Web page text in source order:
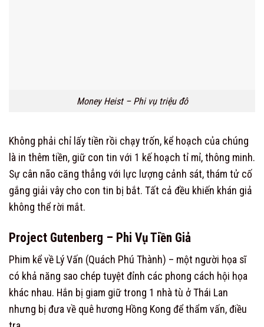
Money Heist – Phi vụ triệu đô
Không phải chỉ lấy tiền rồi chạy trốn, kể hoạch của chúng
là in thêm tiền, giữ con tin với 1 kế hoạch tỉ mỉ, thông minh.
Sự cân não căng thẳng với lực lượng cảnh sát, thám tử cố
gắng giải vây cho con tin bị bắt. Tất cả đều khiến khán giả
không thể rời mắt.
Project Gutenberg – Phi Vụ Tiền Giả
Phim kể về Lý Vấn (Quách Phú Thành) – một người họa sĩ
có khả năng sao chép tuyệt đỉnh các phong cách hội họa
khác nhau. Hắn bị giam giữ trong 1 nhà tù ở Thái Lan
nhưng bị đưa về quê hương Hồng Kong để thẩm vấn, điều